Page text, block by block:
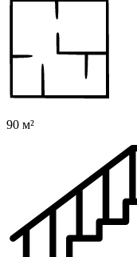
90 м²